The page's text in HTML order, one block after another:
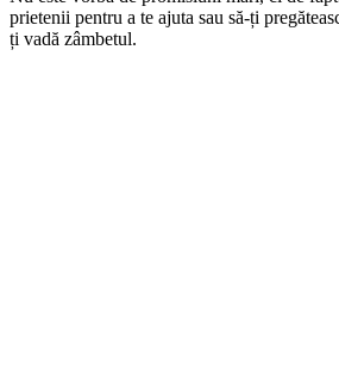
prietenii pentru a te ajuta sau să-ți
ți vadă zâmbetul.